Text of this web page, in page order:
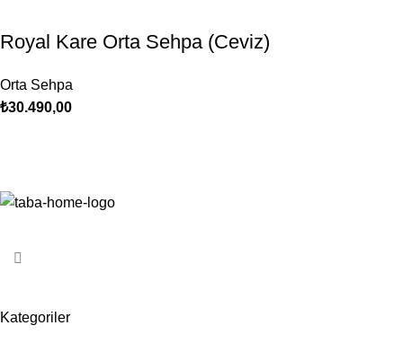
Royal Kare Orta Sehpa (Ceviz)
Orta Sehpa
₺30.490,00
Kategoriler